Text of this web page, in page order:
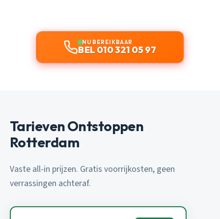
NU BEREIKBAAR
BEL 010 321 05 97
Tarieven Ontstoppen
Rotterdam
Vaste all-in prijzen. Gratis voorrijkosten, geen
verrassingen achteraf.